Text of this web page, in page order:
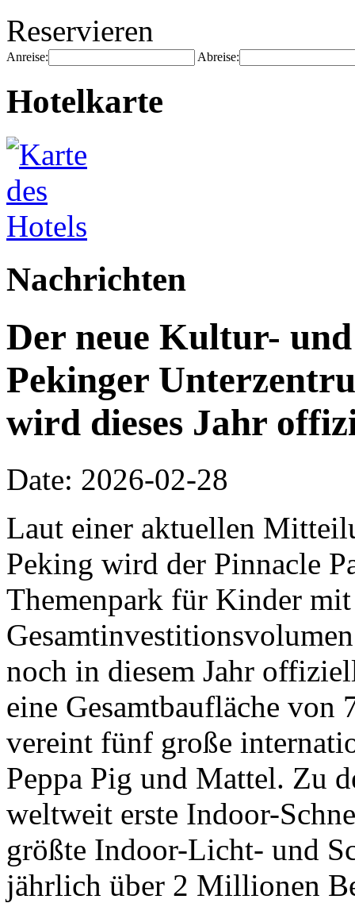
Reservieren
Anreise: Abreise:
Hotelkarte
Nachrichten
Der neue Kultur-
Pekinger
wird dieses Jahr
Date: 2026-02-28
Laut einer aktuellen
Peking wird der Pinnacle
Themenpark für Kinder
noch in diesem Jahr
eine Gesamtbaufläche von
vereint fünf große
Peppa Pig und Mattel. Zu
weltweit erste Indoor-
größte Indoor-Licht- und
jährlich über 2 Millionen